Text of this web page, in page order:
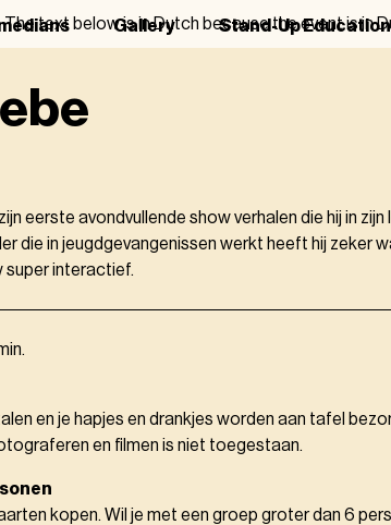
Gallery Stand-Up Education
The text below is in Dutch because the event is in
eerste avondvullende show verhalen die hij in
die in jeugdgevangenissen werkt heeft hij zeker
super interactief.
en je hapjes en drankjes worden aan tafel
en filmen is niet toegestaan.
kopen. Wil je met een groep groter dan 6